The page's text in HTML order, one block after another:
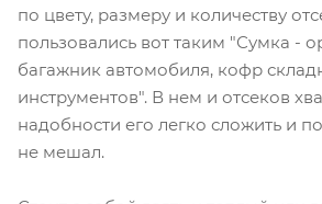
по цвету, размеру и количеству
пользовались вот таким "Сумка -
багажник автомобиля, кофр
инструментов". В нем и отсеков
надобности его легко сложить и
не мешал.